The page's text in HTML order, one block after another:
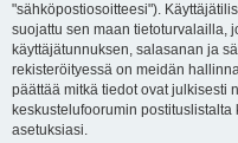
"sähköpostiosoitteesi").
suojattu sen maan tietoturvalailla,
käyttäjätunnuksen, salasanan ja
rekisteröityessä on meidän
päättää mitkä tiedot ovat julkisesti
keskustelufoorumin
asetuksiasi.